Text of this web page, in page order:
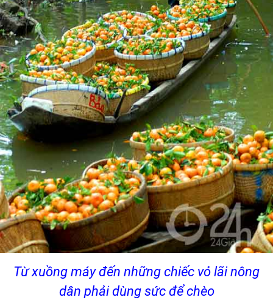
Từ xuồng máy đến những chiếc vỏ lãi nông
dân phải dùng sức để chèo